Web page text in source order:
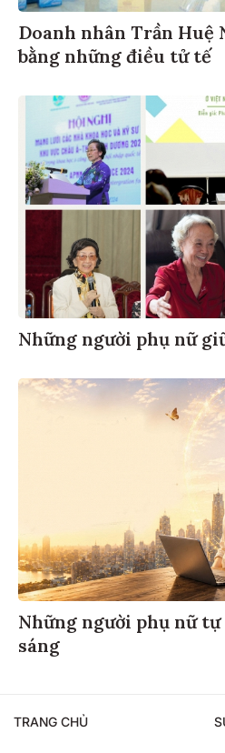
Doanh nhân Trần Huệ
bằng những điều tử tế
Những người phụ nữ
Những người phụ nữ
sáng
TRANG CHỦ